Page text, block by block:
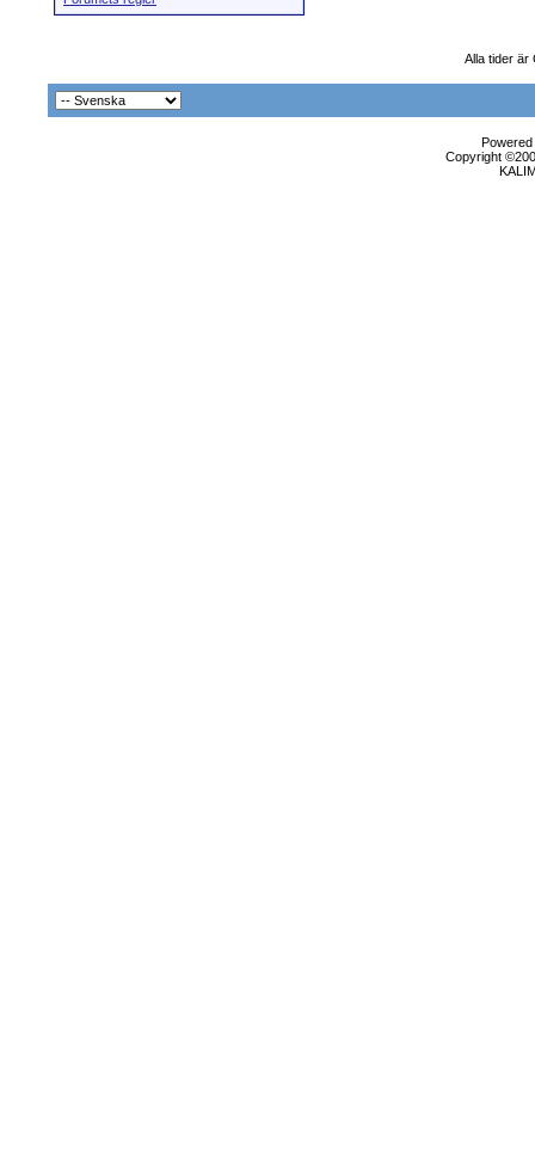
Alla tider är
Copyright